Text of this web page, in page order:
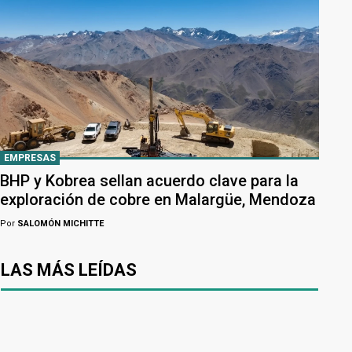
EMPRESAS
BHP y Kobrea sellan acuerdo clave para la
exploración de cobre en Malargüe, Mendoza
Por SALOMÓN MICHITTE
LAS MÁS LEÍDAS